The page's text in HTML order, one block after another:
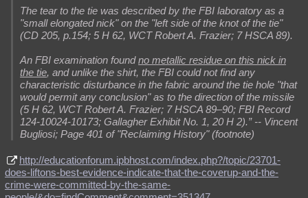
The tear to the tie was described by the FBI laboratory as a
"small elongated nick" on the "left side of the knot of the tie"
(CD 205, p.154; 5 H 62, WCT Robert A. Frazier; 7 HSCA 89).
An FBI examination foundno metallic residue on this nick in
the tie, and unlike the shirt, the FBI could not find any
characteristic disturbance in the fabric around the tie hole "that
would permit any conclusion" as to the direction of the missile
(5 H 62, WCT Robert A. Frazier; 7 HSCA 89–90; FBI Record
124-10024-10173; Gallagher Exhibit No. 1, 20 H 2).” -- Vincent
Bugliosi; Page 401 of "Reclaiming History" (footnote)
http://educationforum.ipbhost.com/index.php?/topic/23701-
does-liftons-best-evidence-indicate-that-the-coverup-and-the-
crime-were-committed-by-the-same-